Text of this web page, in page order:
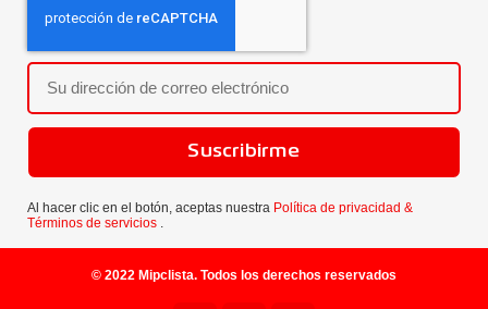
Suscribirme
Al hacer clic en el botón, aceptas nuestra Política de privacidad &
Términos de servicios .
© 2022 Mipclista. Todos los derechos reservados